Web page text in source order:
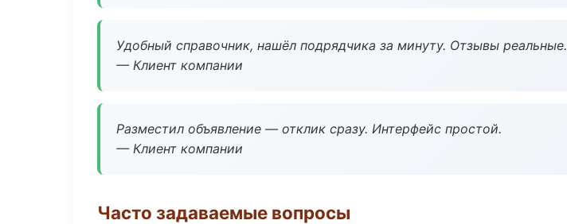
Удобный справочник, нашёл подрядчика за минуту. Отзывы реальные.
— Клиент компании
Разместил объявление — отклик сразу. Интерфейс простой.
— Клиент компании
Часто задаваемые вопросы